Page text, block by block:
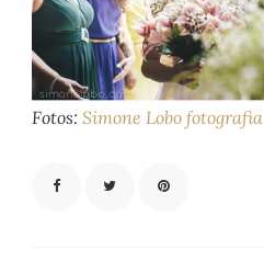
Fotos:Simone Lobo fotografia